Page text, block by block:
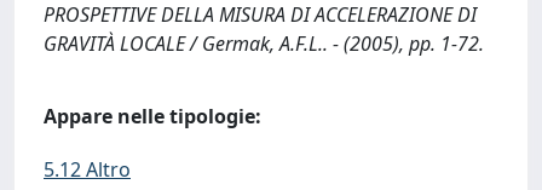
PROSPETTIVE DELLA MISURA DI ACCELERAZIONE DI
GRAVITÀ LOCALE / Germak, A.F.L.. - (2005), pp. 1-72.
Appare nelle tipologie:
5.12 Altro